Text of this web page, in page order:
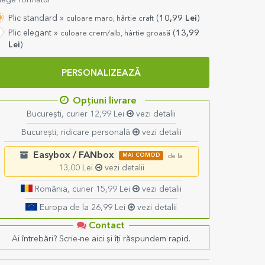
Plic standard » culoare maro, hârtie craft(10,99 Lei)
Plic elegant » culoare crem/alb, hârtie groasă (13,99
Lei)
PERSONALIZEAZĂ
Opțiuni livrare
București, curier 12,99 Lei vezi detalii
București, ridicare personală vezi detalii
Easybox / FANbox MAI COMOD de la
13,00 Lei vezi detalii
România, curier 15,99 Lei vezi detalii
Europa de la 26,99 Lei vezi detalii
Contact
Ai întrebări? Scrie-ne aici și îți răspundem rapid.